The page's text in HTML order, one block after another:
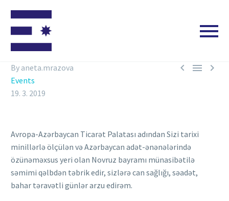
  
By aneta.mrazova
Events
19. 3. 2019
Avropa-Azərbaycan Ticarət Palatası adından Sizi tarixi
minillərlə ölçülən və Azərbaycan adət-ənənələrində
özünəməxsus yeri olan Novruz bayramı münasibətilə
səmimi qəlbdən təbrik edir, sizlərə can sağlığı, səadət,
bahar təravətli günlər arzu edirəm.